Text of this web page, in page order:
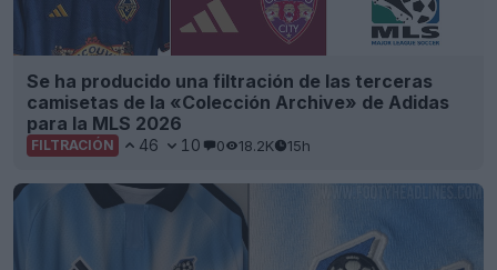
Se ha producido una filtración de las terceras
camisetas de la «Colección Archive» de Adidas
para la MLS 2026
FILTRACIÓN 46 10 0 18.2K 15h